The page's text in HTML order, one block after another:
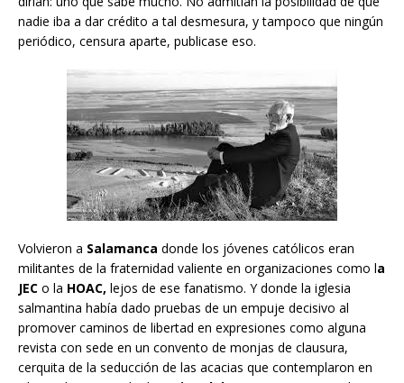
nadie iba a dar crédito a tal desmesura, y tampoco que ningún
periódico, censura aparte, publicase eso.
Volvieron a Salamanca donde los jóvenes católicos eran
militantes de la fraternidad valiente en organizaciones como la
JEC o la HOAC, lejos de ese fanatismo. Y donde la iglesia
salmantina había dado pruebas de un empuje decisivo al
promover caminos de libertad en expresiones como alguna
revista con sede en un convento de monjas de clausura,
cerquita de la seducción de las acacias que contemplaron en